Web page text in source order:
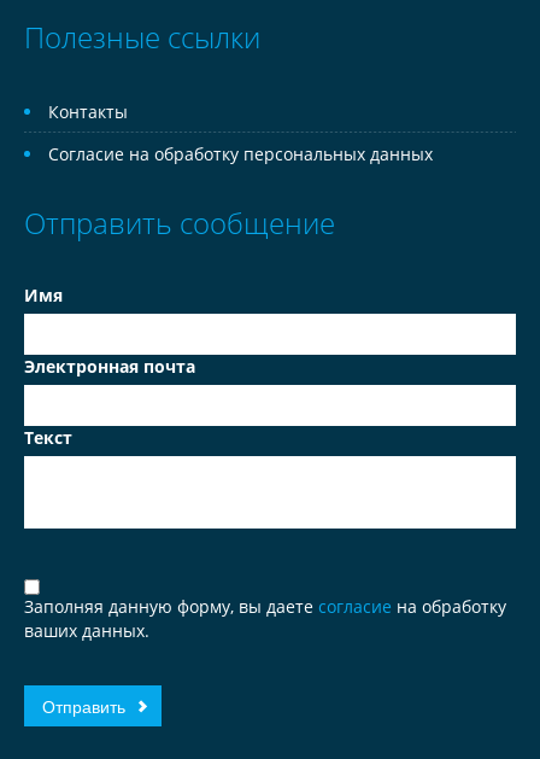
Полезные ссылки
Контакты
Согласие на обработку персональных данных
Отправить сообщение
Имя
Электронная почта
Текст
Заполняя данную форму, вы даете согласие на обработку
ваших данных.